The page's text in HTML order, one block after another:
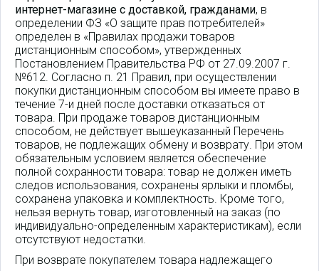
интернет-магазине с доставкой, гражданами, в
определении ФЗ «О защите прав потребителей»
определен в «Правилах продажи товаров
дистанционным способом», утвержденных
Постановлением Правительства РФ от 27.09.2007 г.
№612. Согласно п. 21 Правил, при осуществлении
покупки дистанционным способом вы имеете право в
течение 7-и дней после доставки отказаться от
товара. При продаже товаров дистанционным
способом, не действует вышеуказанный Перечень
товаров, не подлежащих обмену и возврату. При этом
обязательным условием является обеспечение
полной сохранности товара: товар не должен иметь
следов использования, сохранены ярлыки и пломбы,
сохранена упаковка и комплектность. Кроме того,
нельзя вернуть товар, изготовленный на заказ (по
индивидуально-определенным характеристикам), если
отсутствуют недостатки.
При возврате покупателем товара надлежащего